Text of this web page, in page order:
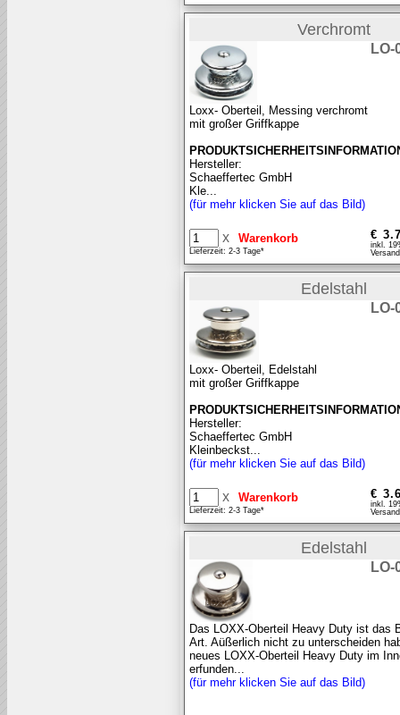
Verchromt
LO-
Loxx- Oberteil, Messing verchromt
mit großer Griffkappe
Hersteller:
Schaeffertec GmbH
Kle...
(für mehr klicken Sie auf das Bild)
x
Lieferzeit: 2-3 Tage*
€
inkl.
Edelstahl
LO-
Loxx- Oberteil, Edelstahl
mit großer Griffkappe
Hersteller:
Schaeffertec GmbH
Kleinbeckst...
(für mehr klicken Sie auf das Bild)
x
Lieferzeit: 2-3 Tage*
€
inkl.
Edelstahl
LO-
Das LOXX-Oberteil Heavy Duty ist das
Art. Aüßerlich nicht zu unterscheiden
neues LOXX-Oberteil Heavy Duty im
erfunden...
(für mehr klicken Sie auf das Bild)